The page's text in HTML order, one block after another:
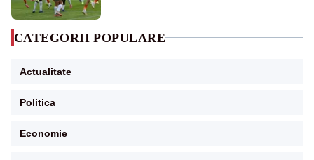
CATEGORII POPULARE
Actualitate
Politica
Economie